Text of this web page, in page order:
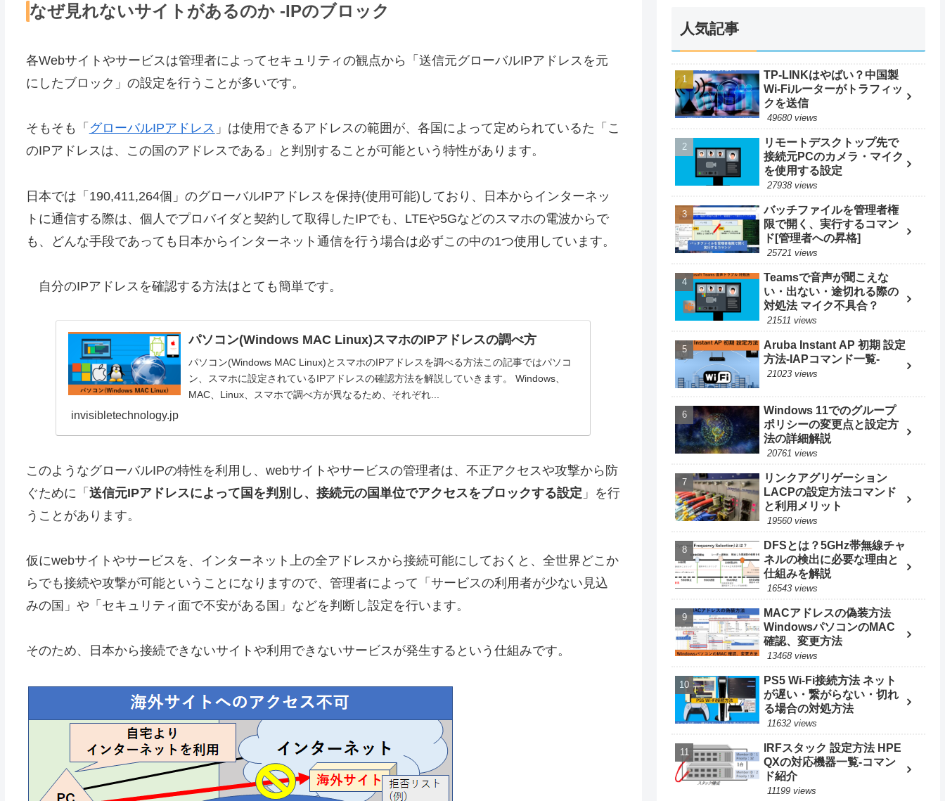
なぜ見れないサイトがあるのか -IPのブロック
各Webサイトやサービスは管理者によってセキュリティの観点から「送信元グローバルIPアドレスを元
にしたブロック」の設定を行うことが多いです。
そもそも「 グローバルIPアドレス 」は使用できるアドレスの範囲が、各国によって定められているた「こ
のIPアドレスは、この国のアドレスである」と判別することが可能という特性があります。
日本では「190,411,264個」のグローバルIPアドレスを保持(使用可能)しており、日本からインターネッ
トに通信する際は、個人でプロバイダと契約して取得したIPでも、LTEや5Gなどのスマホの電波からで
も、どんな手段であっても日本からインターネット通信を行う場合は必ずこの中の1つ使用しています。
自分のIPアドレスを確認する方法はとても簡単です。
パソコン(Windows MAC Linux)スマホのIPアドレスの調べ方
パソコン(Windows MAC Linux)とスマホのIPアドレスを調べる方法この記事ではパソコ
ン、スマホに設定されているIPアドレスの確認方法を解説していきます。 Windows、
MAC、Linux、スマホで調べ方が異なるため、それぞれ...
invisibletechnology.jp
このようなグローバルIPの特性を利用し、webサイトやサービスの管理者は、不正アクセスや攻撃から防
ぐために「 送信元IPアドレスによって国を判別し、接続元の国単位でアクセスをブロックする設定 」を行
うことがあります。
仮にwebサイトやサービスを、インターネット上の全アドレスから接続可能にしておくと、全世界どこか
らでも接続や攻撃が可能ということになりますので、管理者によって「サービスの利用者が少ない見込
みの国」や「セキュリティ面で不安がある国」などを判断し設定を行います。
そのため、日本から接続できないサイトや利用できないサービスが発生するという仕組みです。
人気記事
TP-LINKはやばい？中国製
Wi-Fiルーターがトラフィッ
クを送信
49680 views
リモートデスクトップ先で
接続元PCのカメラ・マイク
を使用する設定
27938 views
バッチファイルを管理者権
限で開く、実行するコマン
ド[管理者への昇格]
25721 views
Teamsで音声が聞こえな
い・出ない・途切れる際の
対処法 マイク不具合？
21511 views
Aruba Instant AP 初期 設定
方法-IAPコマンド一覧-
21023 views
Windows 11でのグループ
ポリシーの変更点と設定方
法の詳細解説
20761 views
リンクアグリゲーション
LACPの設定方法コマンド
と利用メリット
19560 views
DFSとは？5GHz帯無線チャ
ネルの検出に必要な理由と
仕組みを解説
16543 views
MACアドレスの偽装方法
WindowsパソコンのMAC
確認、変更方法
13468 views
PS5 Wi-Fi接続方法 ネット
が遅い・繋がらない・切れ
る場合の対処方法
11632 views
IRFスタック 設定方法 HPE
QXの対応機器一覧-コマン
ド紹介
11199 views